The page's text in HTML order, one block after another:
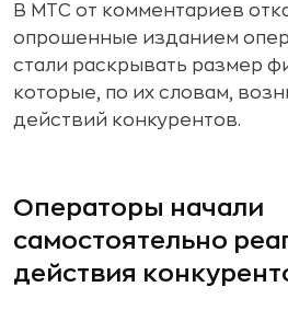
В МТС от комментариев
опрошенные изданием
стали раскрывать размер
которые, по их словам,
действий конкурентов.
Операторы начали
самостоятельно
действия